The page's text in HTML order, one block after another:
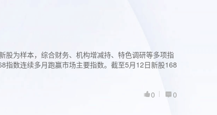
股为样本，综合财务、机构增减持、特色调研等多项指
指数连续多月跑赢市场主要指数。截至5月12日新股168
0
0